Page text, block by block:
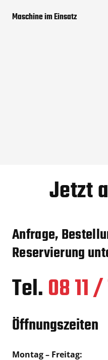
Maschine im Einsatz
Jetzt
Anfrage,
Reservierung
Tel.08 11
Öffnungszeiten
Montag – Freitag: